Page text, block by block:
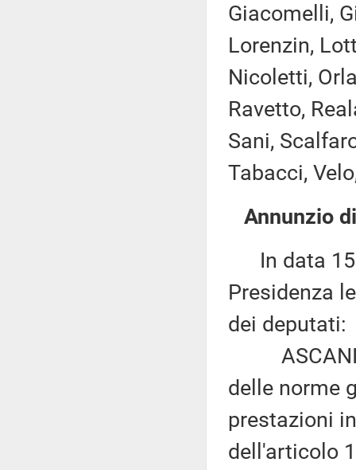
Giacomelli,
Lorenzin,
Nicoletti,
Ravetto,
Sani,
Tabacci,
Annunzio
In data 15
Presidenza
dei deputati:
ASCANI:
delle norme
prestazioni
dell'articolo